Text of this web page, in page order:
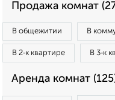
Продажа комнат
В общежитии В
В 2‑к квартире В 3‑к
Аренда комнат